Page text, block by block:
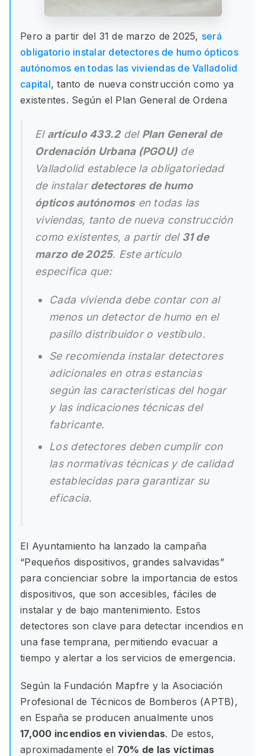
Pero a partir del 31 de marzo de 2025, será
obligatorio instalar detectores de humo ópticos
autónomos en todas las viviendas de Valladolid
capital, tanto de nueva construcción como ya
existentes. Según el Plan General de Ordena
El artículo 433.2del Plan General de
Ordenación Urbana (PGOU) de
Valladolid establece la obligatoriedad
de instalardetectores de humo
ópticos autónomosen todas las
viviendas, tanto de nueva construcción
como existentes, a partir del 31 de
marzo de 2025. Este artículo
especifica que:
Cada vivienda debe contar con al
menos un detector de humo en el
pasillo distribuidor o vestíbulo.
Se recomienda instalar detectores
adicionales en otras estancias
según las características del hogar
y las indicaciones técnicas del
fabricante.
Los detectores deben cumplir con
las normativas técnicas y de calidad
establecidas para garantizar su
eficacia.
El Ayuntamiento ha lanzado la campaña
“Pequeños dispositivos, grandes salvavidas”
para concienciar sobre la importancia de estos
dispositivos, que son accesibles, fáciles de
instalar y de bajo mantenimiento. Estos
detectores son clave para detectar incendios en
una fase temprana, permitiendo evacuar a
tiempo y alertar a los servicios de emergencia.
Según la Fundación Mapfre y la Asociación
Profesional de Técnicos de Bomberos (APTB),
en España se producen anualmente unos
17,000 incendios en viviendas. De estos,
aproximadamente el 70% de las víctimas